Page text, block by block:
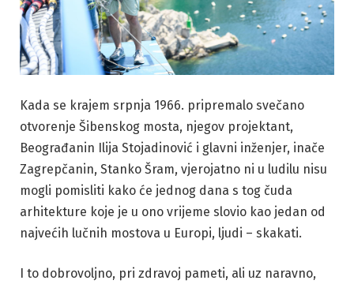
Kada se krajem srpnja 1966. pripremalo svečano
otvorenje Šibenskog mosta, njegov projektant,
Beograđanin Ilija Stojadinović i glavni inženjer, inače
Zagrepčanin, Stanko Šram, vjerojatno ni u ludilu nisu
mogli pomisliti kako će jednog dana s tog čuda
arhitekture koje je u ono vrijeme slovio kao jedan od
najvećih lučnih mostova u Europi, ljudi – skakati.
I to dobrovoljno, pri zdravoj pameti, ali uz naravno,